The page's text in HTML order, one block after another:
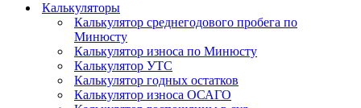
Калькуляторы
Калькулятор среднегодового пробега по
Минюсту
Калькулятор износа по Минюсту
Калькулятор УТС
Калькулятор годных остатков
Калькулятор износа ОСАГО